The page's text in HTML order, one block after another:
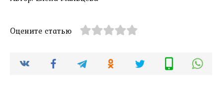
Оцените статью